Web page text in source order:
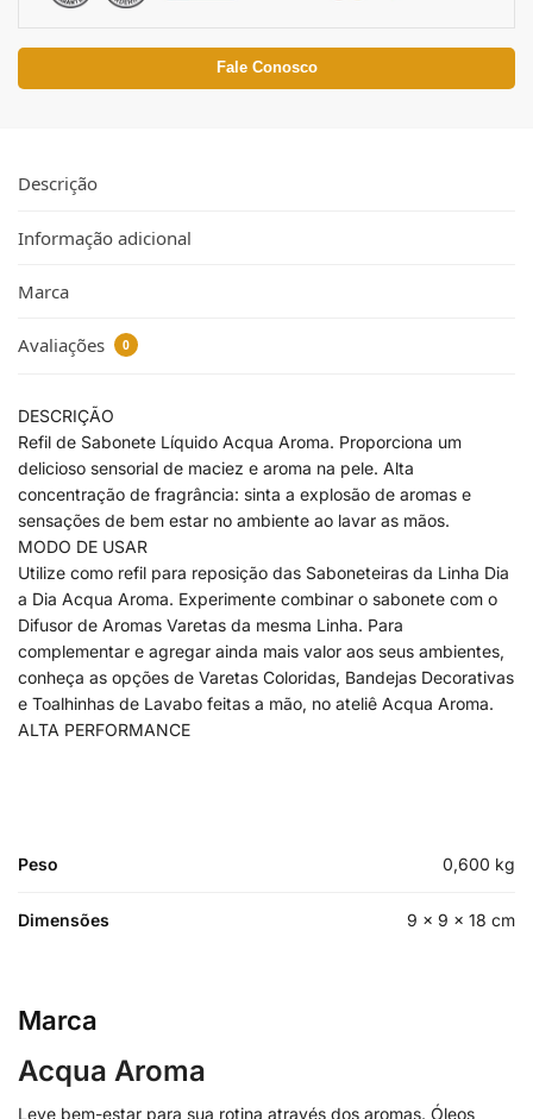
Fale Conosco
Descrição
Informação adicional
Marca
Avaliações 0
DESCRIÇÃO
Refil de Sabonete Líquido Acqua Aroma. Proporciona um
delicioso sensorial de maciez e aroma na pele. Alta
concentração de fragrância: sinta a explosão de aromas e
sensações de bem estar no ambiente ao lavar as mãos.
MODO DE USAR
Utilize como refil para reposição das Saboneteiras da Linha Dia
a Dia Acqua Aroma. Experimente combinar o sabonete com o
Difusor de Aromas Varetas da mesma Linha. Para
complementar e agregar ainda mais valor aos seus ambientes,
conheça as opções de Varetas Coloridas, Bandejas Decorativas
e Toalhinhas de Lavabo feitas a mão, no ateliê Acqua Aroma.
ALTA PERFORMANCE
Peso 0,600 kg
Dimensões 9 × 9 × 18 cm
Marca
Acqua Aroma
Leve bem-estar para sua rotina através dos aromas. Óleos